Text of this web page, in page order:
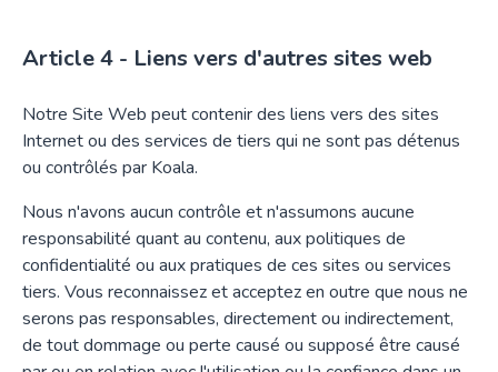
Liens vers d'autres sites web
Notre Site Web peut contenir des liens vers des sites
Internet ou des services de tiers qui ne sont pas détenus
ou contrôlés par Koala.
Nous n'avons aucun contrôle et n'assumons aucune
responsabilité quant au contenu, aux politiques de
confidentialité ou aux pratiques de ces sites ou services
tiers. Vous reconnaissez et acceptez en outre que nous ne
serons pas responsables, directement ou indirectement,
de tout dommage ou perte causé ou supposé être causé